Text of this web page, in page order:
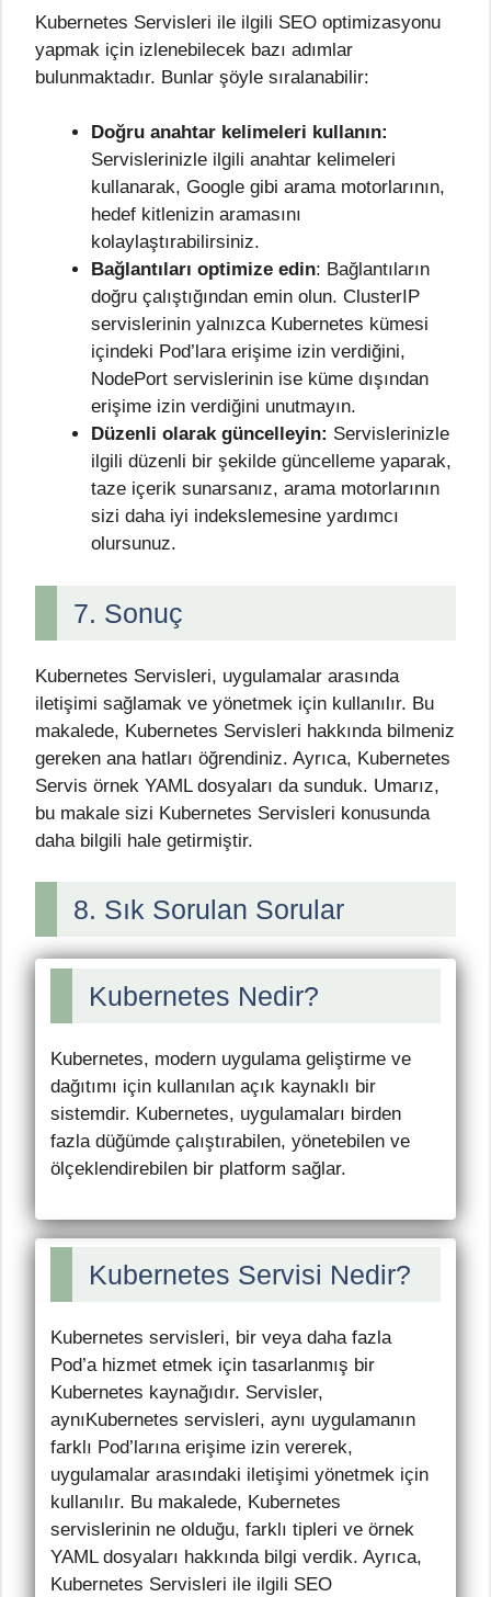
Kubernetes Servisleri ile ilgili SEO optimizasyonu
yapmak için izlenebilecek bazı adımlar
bulunmaktadır. Bunlar şöyle sıralanabilir:
Doğru anahtar kelimeleri kullanın:
Servislerinizle ilgili anahtar kelimeleri
kullanarak, Google gibi arama motorlarının,
hedef kitlenizin aramasını
kolaylaştırabilirsiniz.
Bağlantıları optimize edin: Bağlantıların
doğru çalıştığından emin olun. ClusterIP
servislerinin yalnızca Kubernetes kümesi
içindeki Pod’lara erişime izin verdiğini,
NodePort servislerinin ise küme dışından
erişime izin verdiğini unutmayın.
Düzenli olarak güncelleyin: Servislerinizle
ilgili düzenli bir şekilde güncelleme yaparak,
taze içerik sunarsanız, arama motorlarının
sizi daha iyi indekslemesine yardımcı
olursunuz.
7. Sonuç
Kubernetes Servisleri, uygulamalar arasında
iletişimi sağlamak ve yönetmek için kullanılır. Bu
makalede, Kubernetes Servisleri hakkında bilmeniz
gereken ana hatları öğrendiniz. Ayrıca, Kubernetes
Servis örnek YAML dosyaları da sunduk. Umarız,
bu makale sizi Kubernetes Servisleri konusunda
daha bilgili hale getirmiştir.
8. Sık Sorulan Sorular
Kubernetes Nedir?
Kubernetes, modern uygulama geliştirme ve
dağıtımı için kullanılan açık kaynaklı bir
sistemdir. Kubernetes, uygulamaları birden
fazla düğümde çalıştırabilen, yönetebilen ve
ölçeklendirebilen bir platform sağlar.
Kubernetes Servisi Nedir?
Kubernetes servisleri, bir veya daha fazla
Pod’a hizmet etmek için tasarlanmış bir
Kubernetes kaynağıdır. Servisler,
aynıKubernetes servisleri, aynı uygulamanın
farklı Pod’larına erişime izin vererek,
uygulamalar arasındaki iletişimi yönetmek için
kullanılır. Bu makalede, Kubernetes
servislerinin ne olduğu, farklı tipleri ve örnek
YAML dosyaları hakkında bilgi verdik. Ayrıca,
Kubernetes Servisleri ile ilgili SEO